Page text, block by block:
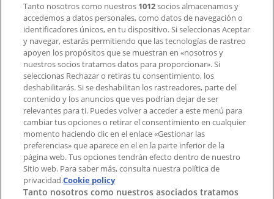
Contacto comercial y de marketing
Tienda mal colocada en el mapa
Notificar un folleto
¿Encontraste un problema en la web o en la
aplicación?
Índices
Marcas
Marcas locales
Negocios
Negocios cercanos
Tanto nosotros como nuestros 1012socios almacenamos y
accedemos a datos personales, como datos de navegación o
identificadores únicos, en tu dispositivo. Si seleccionas Aceptar
y navegar, estarás permitiendo que las tecnologías de rastreo
apoyen los propósitos que se muestran en «nosotros y
nuestros socios tratamos datos para proporcionar». Si
seleccionas Rechazar o retiras tu consentimiento, los
deshabilitarás. Si se deshabilitan los rastreadores, parte del
contenido y los anuncios que ves podrían dejar de ser
relevantes para ti. Puedes volver a acceder a este menú para
cambiar tus opciones o retirar el consentimiento en cualquier
momento haciendo clic en el enlace «Gestionar las
preferencias» que aparece en el en la parte inferior de la
página web. Tus opciones tendrán efecto dentro de nuestro
Sitio web. Para saber más, consulta nuestra política de
privacidad.Cookie policy
Tanto nosotros como nuestros asociados tratamos